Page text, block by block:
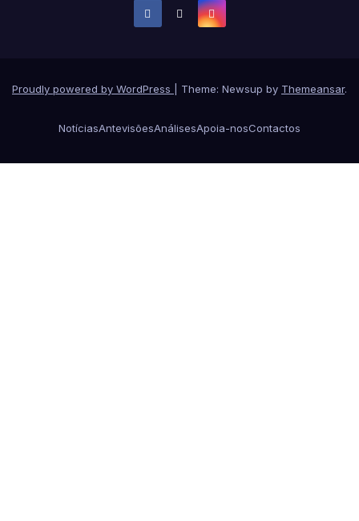
Proudly powered by WordPress Theme: Newsup by Themeansar.
NotíciasAntevisõesAnálisesApoia-nosContactos